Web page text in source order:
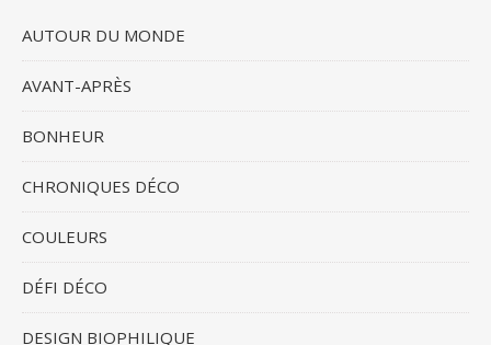
AUTOUR DU MONDE
AVANT-APRÈS
BONHEUR
CHRONIQUES DÉCO
COULEURS
DÉFI DÉCO
DESIGN BIOPHILIQUE